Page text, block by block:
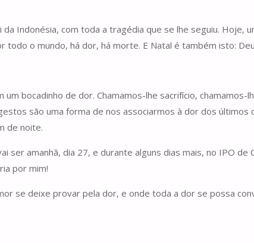
Indonésia, com toda a tragédia que se lhe seguiu. Hoje,
o mundo, há dor, há morte. E Natal é também isto:
bocadinho de dor. Chamamos-lhe sacrifício,
são uma forma de nos associarmos à dor dos últimos
de noite.
ser amanhã, dia 27, e durante alguns dias mais, no IPO
por mim!
se deixe provar pela dor, e onde toda a dor se possa